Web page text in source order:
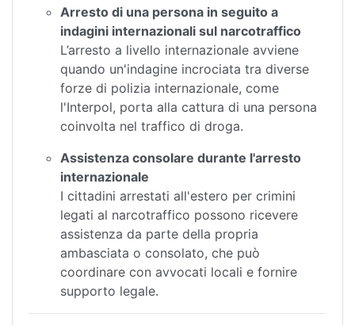
Arresto di una persona in seguito a
indagini internazionali sul narcotraffico
L’arresto a livello internazionale avviene
quando un'indagine incrociata tra diverse
forze di polizia internazionale, come
l'Interpol, porta alla cattura di una persona
coinvolta nel traffico di droga.
Assistenza consolare durante l'arresto
internazionale
I cittadini arrestati all'estero per crimini
legati al narcotraffico possono ricevere
assistenza da parte della propria
ambasciata o consolato, che può
coordinare con avvocati locali e fornire
supporto legale.